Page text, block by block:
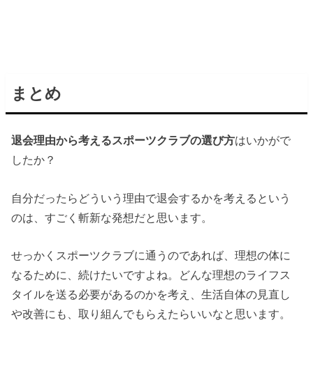
まとめ
退会理由から考えるスポーツクラブの選び方はいかがで
したか？
自分だったらどういう理由で退会するかを考えるという
のは、すごく斬新な発想だと思います。
せっかくスポーツクラブに通うのであれば、理想の体に
なるために、続けたいですよね。どんな理想のライフス
タイルを送る必要があるのかを考え、生活自体の見直し
や改善にも、取り組んでもらえたらいいなと思います。